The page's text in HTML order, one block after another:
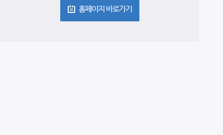
홈페이지 바로가기